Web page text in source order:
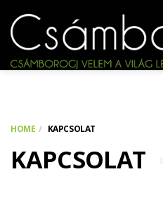
HOME KAPCSOLAT
KAPCSOLAT